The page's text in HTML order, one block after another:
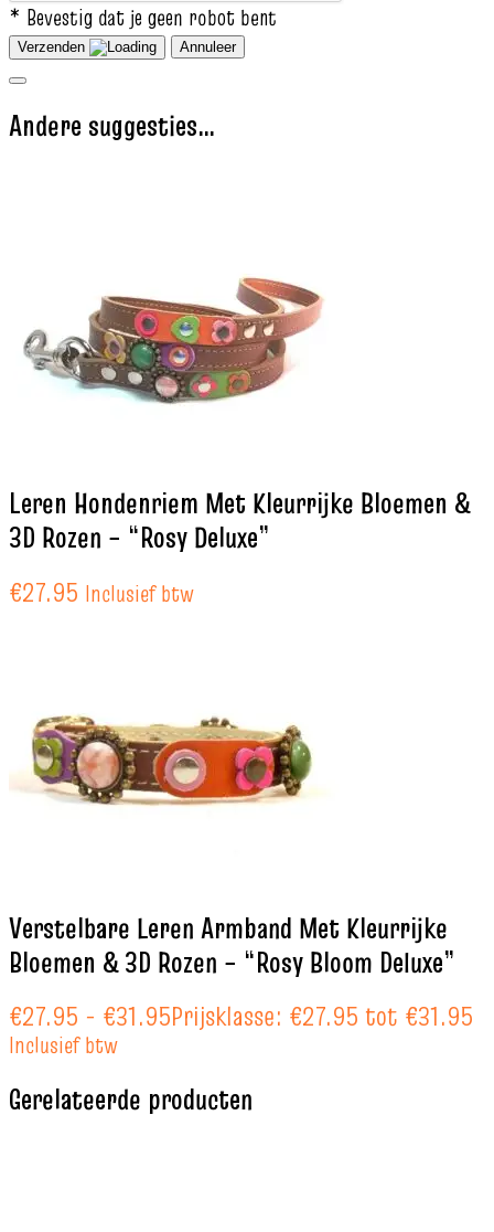
* Bevestig dat je geen robot bent
Verzenden Annuleer
Andere suggesties…
Leren Hondenriem Met Kleurrijke Bloemen &
3D Rozen – “Rosy Deluxe”
€27.95 Inclusief btw
Verstelbare Leren Armband Met Kleurrijke
Bloemen & 3D Rozen – “Rosy Bloom Deluxe”
€27.95 - €31.95Prijsklasse: €27.95 tot €31.95
Inclusief btw
Gerelateerde producten